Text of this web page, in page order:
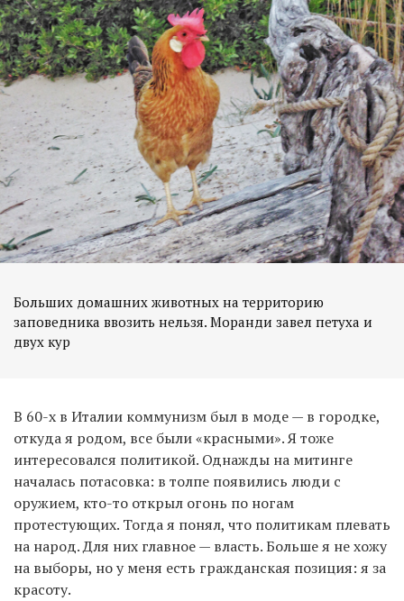
Больших домашних животных на территорию
заповедника ввозить нельзя. Моранди завел петуха и
двух кур
В 60-х в Италии коммунизм был в моде — в городке,
откуда я родом, все были «красными». Я тоже
интересовался политикой. Однажды на митинге
началась потасовка: в толпе появились люди с
оружием, кто-то открыл огонь по ногам
протестующих. Тогда я понял, что политикам плевать
на народ. Для них главное — власть. Больше я не хожу
на выборы, но у меня есть гражданская позиция: я за
красоту.